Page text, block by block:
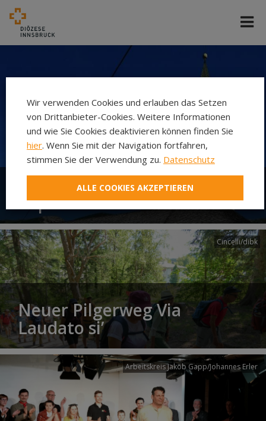
Kaplanei Lähn
Cincelli/dibk
Neuer Pilgerweg Via
Laudato si’
Arbeitskreis Jakob Gapp/Johannes Erler
Wir verwenden Cookies und erlauben das Setzen
von Drittanbieter-Cookies. Weitere Informationen
und wie Sie Cookies deaktivieren können finden Sie
hier. Wenn Sie mit der Navigation fortfahren,
stimmen Sie der Verwendung zu. Datenschutz
ALLE COOKIES AKZEPTIEREN